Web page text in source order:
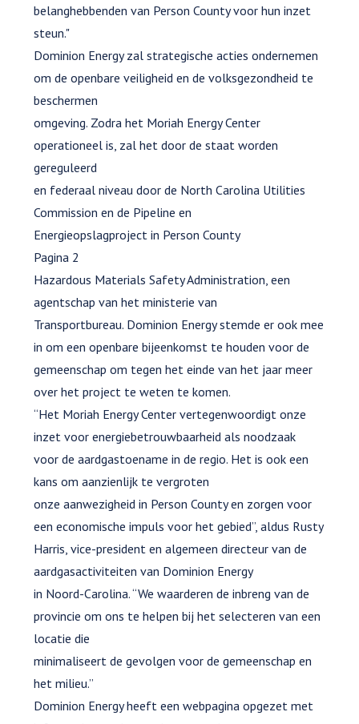
belanghebbenden van Person County voor hun inzet
steun."
Dominion Energy zal strategische acties ondernemen
om de openbare veiligheid en de volksgezondheid te
beschermen
omgeving. Zodra het Moriah Energy Center
operationeel is, zal het door de staat worden
gereguleerd
en federaal niveau door de North Carolina Utilities
Commission en de Pipeline en
Energieopslagproject in Person County
Pagina 2
Hazardous Materials Safety Administration, een
agentschap van het ministerie van
Transportbureau. Dominion Energy stemde er ook mee
in om een openbare bijeenkomst te houden voor de
gemeenschap om tegen het einde van het jaar meer
over het project te weten te komen.
“Het Moriah Energy Center vertegenwoordigt onze
inzet voor energiebetrouwbaarheid als noodzaak
voor de aardgastoename in de regio. Het is ook een
kans om aanzienlijk te vergroten
onze aanwezigheid in Person County en zorgen voor
een economische impuls voor het gebied”, aldus Rusty
Harris, vice-president en algemeen directeur van de
aardgasactiviteiten van Dominion Energy
in Noord-Carolina. “We waarderen de inbreng van de
provincie om ons te helpen bij het selecteren van een
locatie die
minimaliseert de gevolgen voor de gemeenschap en
het milieu.”
Dominion Energy heeft een webpagina opgezet met